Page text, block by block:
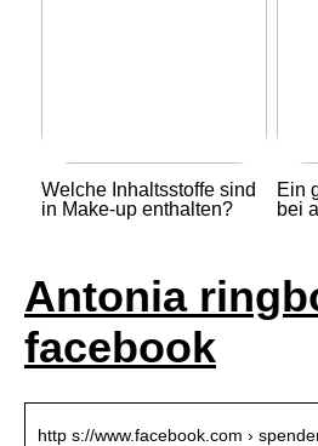
Welche Inhaltsstoffe sind
in Make-up enthalten?
Ein
bei
Antonia
facebook
http s://www.facebook.com ›